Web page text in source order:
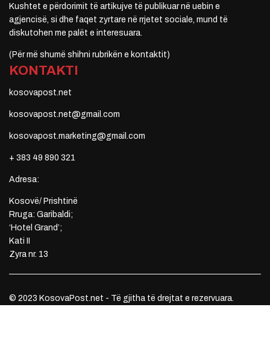
Kushtet e përdorimit të artikujve të publikuar në uebin e
agjencisë, si dhe faqet zyrtare në rrjetet sociale, mund të
diskutohen me palët e interesuara.
(Për më shumë shihni rubrikën e kontaktit)
KONTAKTI
kosovapost.net
kosovapost.net@gmail.com
kosovapost.marketing@gmail.com
+ 383 49 890 321
Adresa:
Kosovë/ Prishtinë
Rruga: Garibaldi;
‘Hotel Grand’;
Kati II
Zyra nr. 13
© 2023 KosovaPost.net - Të gjitha të drejtat e rezervuara.